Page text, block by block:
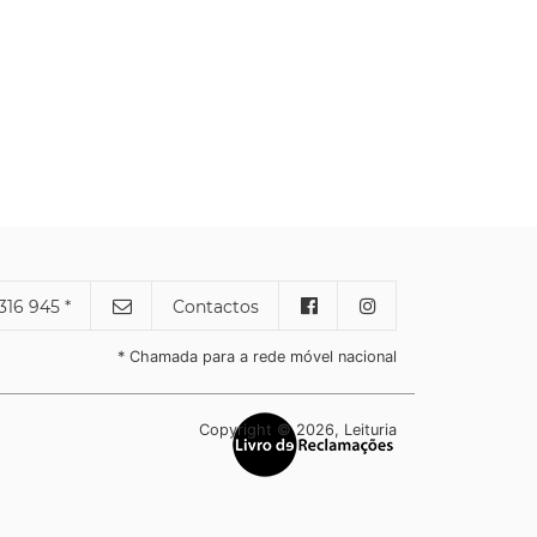
945 * Contactos
* Chamada para a rede móvel nacional
Copyright © 2026, Leituria